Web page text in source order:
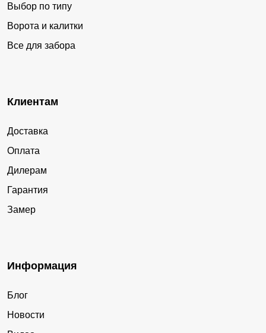
Выбор по типу
Ворота и калитки
Все для забора
Клиентам
Доставка
Оплата
Дилерам
Гарантия
Замер
Информация
Блог
Новости